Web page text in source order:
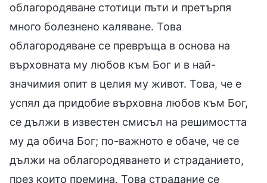
облагородяване стотици пъти и претърпя
много болезнено каляване. Това
облагородяване се превръща в основа на
върховната му любов към Бог и в най-
значимия опит в целия му живот. Това, че е
успял да придобие върховна любов към Бог,
се дължи в известен смисъл на решимостта
му да обича Бог; по-важното е обаче, че се
дължи на облагородяването и страданието,
през които премина. Това страдание се